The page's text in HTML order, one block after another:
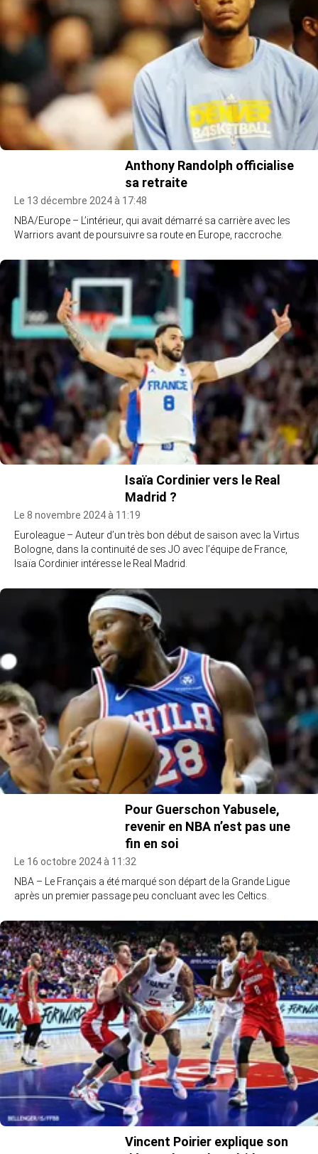
Anthony Randolph officialise
sa retraite
Le 13 décembre 2024 à 17:48
NBA/Europe – L’intérieur, qui avait démarré sa carrière avec les
Warriors avant de poursuivre sa route en Europe, raccroche.
Isaïa Cordinier vers le Real
Madrid ?
Le 8 novembre 2024 à 11:19
Euroleague – Auteur d’un très bon début de saison avec la Virtus
Bologne, dans la continuité de ses JO avec l’équipe de France,
Isaïa Cordinier intéresse le Real Madrid.
Pour Guerschon Yabusele,
revenir en NBA n’est pas une
fin en soi
Le 16 octobre 2024 à 11:32
NBA – Le Français a été marqué son départ de la Grande Ligue
après un premier passage peu concluant avec les Celtics.
Vincent Poirier explique son